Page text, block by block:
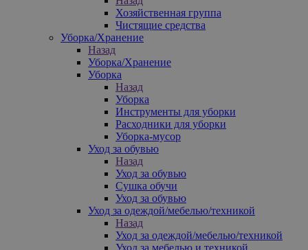
Хозяйственная группа
Чистящие средства
Уборка/Хранение
Назад
Уборка/Хранение
Уборка
Назад
Уборка
Инструменты для уборки
Расходники для уборки
Уборка-мусор
Уход за обувью
Назад
Уход за обувью
Сушка обучи
Уход за обувью
Уход за одеждой/мебелью/техникой
Назад
Уход за одеждой/мебелью/техникой
Уход за мебелью и техникой